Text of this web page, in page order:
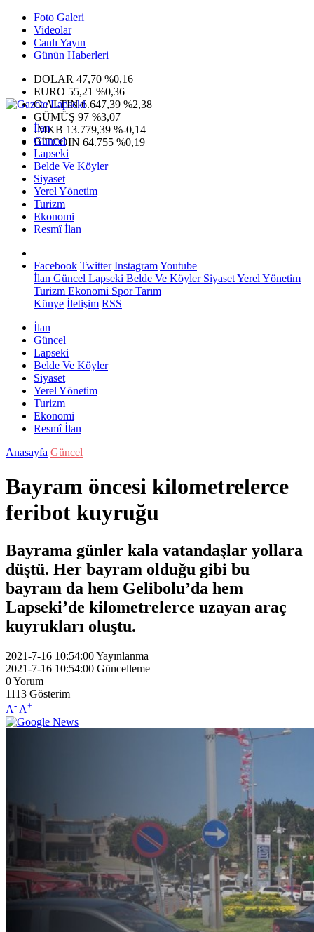
Foto Galeri
Videolar
Canlı Yayın
Günün Haberleri
DOLAR 47,70 %0,16
EURO 55,21 %0,36
G.ALTIN6.647,39 %2,38
GÜMÜŞ 97 %3,07
IMKB 13.779,39 %-0,14
BITCOIN 64.755 %0,19
İlan
Güncel
Lapseki
Belde Ve Köyler
Siyaset
Yerel Yönetim
Turizm
Ekonomi
Resmî İlan
Facebook Twitter InstagramYoutube
İlan Güncel Lapseki Belde Ve KöylerSiyasetYerel Yönetim
Turizm Ekonomi SporTarım
Künye İletişim RSS
İlan
Güncel
Lapseki
Belde Ve Köyler
Siyaset
Yerel Yönetim
Turizm
Ekonomi
Resmî İlan
Anasayfa Güncel
Bayram öncesi kilometrelerce
feribot kuyruğu
Bayrama günler kala vatandaşlar yollara
düştü. Her bayram olduğu gibi bu
bayram da hem Gelibolu’da hem
Lapseki’de kilometrelerce uzayan araç
kuyrukları oluştu.
2021-7-16 10:54:00Yayınlanma
2021-7-16 10:54:00 Güncelleme
0Yorum
1113 Gösterim
A- A+